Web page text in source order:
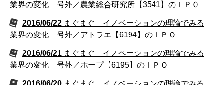
業界の変化 号外／農業総合研究所【3541】のＩＰＯ
2016/06/22 まぐまぐ イノベーションの理論でみる
業界の変化 号外／アトラエ【6194】のＩＰＯ
2016/06/21 まぐまぐ イノベーションの理論でみる
業界の変化 号外／ホープ【6195】のＩＰＯ
2016/06/20 まぐまぐ イノベーションの理論でみる